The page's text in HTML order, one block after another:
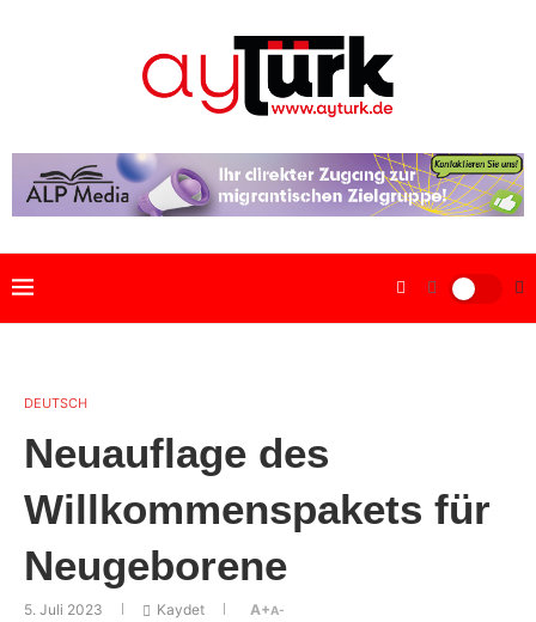
DEUTSCH
Neuauflage des
Willkommenspakets für
Neugeborene
5. Juli 2023 Kaydet A+A-